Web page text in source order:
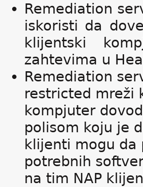
Remediation
iskoristi da
klijentski
zahtevima u
Remediation
restricted mreži
kompjuter
polisom koju je
klijenti mogu
potrebnih
na tim NAP